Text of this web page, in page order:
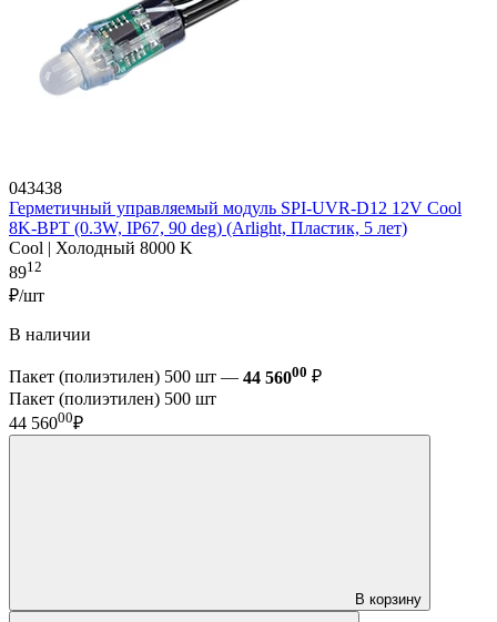
043438
Герметичный управляемый модуль SPI-UVR-D12 12V Cool
8K-BPT (0.3W, IP67, 90 deg) (Arlight, Пластик, 5 лет)
Cool | Холодный 8000 K
8912
₽/шт
В наличии
Пакет (полиэтилен) 500 шт — 44 56000 ₽
Пакет (полиэтилен) 500 шт
44 56000₽
В корзину